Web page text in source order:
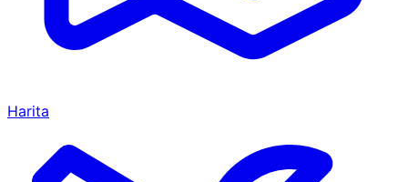
Harita